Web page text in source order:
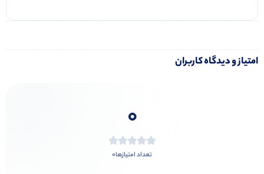
امتیاز و دیدگاه کاربران
0
تعداد امتیازها0